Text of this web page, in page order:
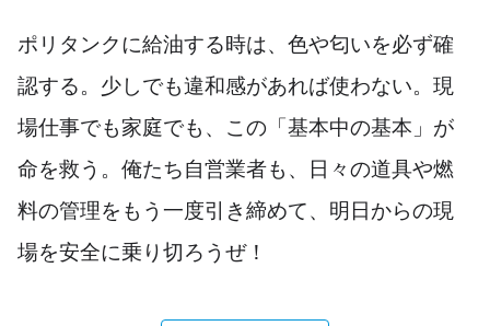
ポリタンクに給油する時は、色や匂いを必ず確
認する。少しでも違和感があれば使わない。現
場仕事でも家庭でも、この「基本中の基本」が
命を救う。俺たち自営業者も、日々の道具や燃
料の管理をもう一度引き締めて、明日からの現
場を安全に乗り切ろうぜ！